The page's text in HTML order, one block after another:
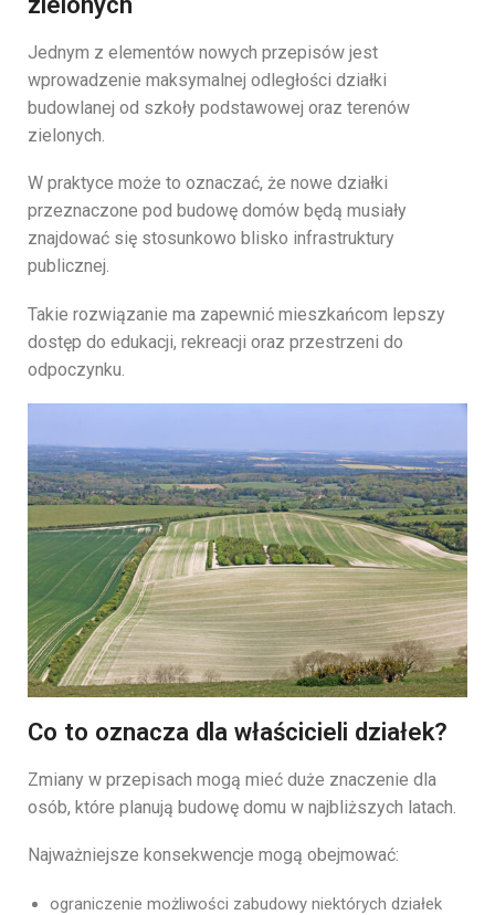
Jednym z elementów nowych przepisów jest
wprowadzenie maksymalnej odległości działki
budowlanej od szkoły podstawowej oraz terenów
zielonych.
W praktyce może to oznaczać, że nowe działki
przeznaczone pod budowę domów będą musiały
znajdować się stosunkowo blisko infrastruktury
publicznej.
Takie rozwiązanie ma zapewnić mieszkańcom lepszy
dostęp do edukacji, rekreacji oraz przestrzeni do
odpoczynku.
Co to oznacza dla właścicieli działek?
Zmiany w przepisach mogą mieć duże znaczenie dla
osób, które planują budowę domu w najbliższych latach.
Najważniejsze konsekwencje mogą obejmować:
ograniczenie możliwości zabudowy niektórych działek